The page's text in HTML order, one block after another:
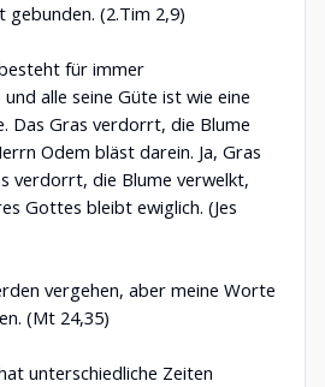
(2.Tim 2,9)
für immer
alle seine Güte ist wie eine
Das Gras verdorrt, die Blume
Odem bläst darein. Ja, Gras
verdorrt, die Blume verwelkt,
Gottes bleibt ewiglich. (Jes
vergehen, aber meine Worte
(Mt 24,35)
unterschiedliche Zeiten